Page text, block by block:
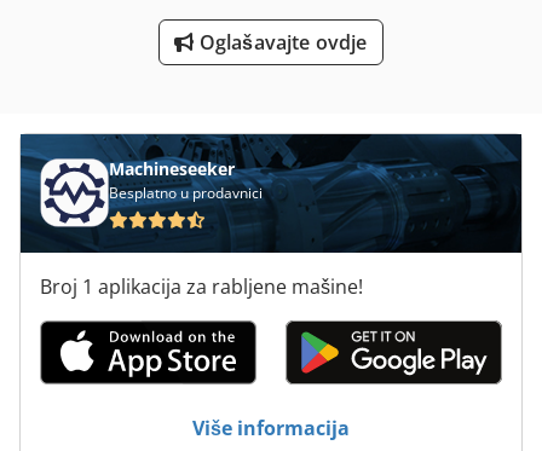
Kamion Za Vuču
Mašini Za Mljevenje
Mlin Za Drva
Pokloni Za Novinare
Vatrogasni Kamion
Oglašavajte ovdje
Machineseeker
Besplatno u prodavnici
Broj 1 aplikacija za rabljene mašine!
Više informacija